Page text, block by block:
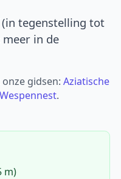
tegenstelling tot
meer in de
onze gidsen:Aziatische
Wespennest.
m)